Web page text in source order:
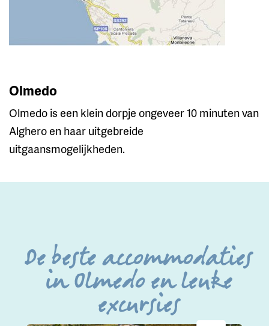
Olmedo
Olmedo is een klein dorpje ongeveer 10 minuten van
Alghero en haar uitgebreide
uitgaansmogelijkheden.
De beste accommodaties
in Olmedo en leuke
excursies